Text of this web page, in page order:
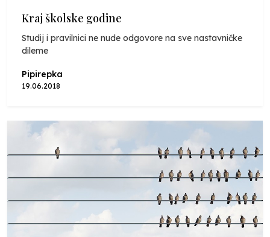
Kraj školske godine
Studij i pravilnici ne nude odgovore na sve nastavničke
dileme
Pipirepka
19.06.2018